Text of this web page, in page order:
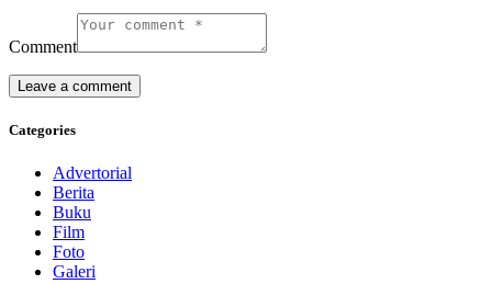
Comment
Categories
Advertorial
Berita
Buku
Film
Foto
Galeri